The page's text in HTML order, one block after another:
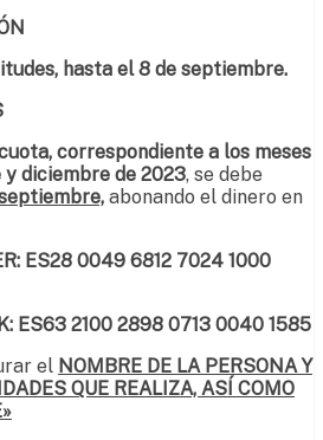
hasta el 8 de septiembre.
correspondiente a los meses
diciembre de 2023, se debe
abonando el dinero en
ES28 0049 6812 7024 1000
ES63 2100 2898 0713 0040 1585
el NOMBRE DE LA PERSONA Y
QUE REALIZA, ASÍ COMO